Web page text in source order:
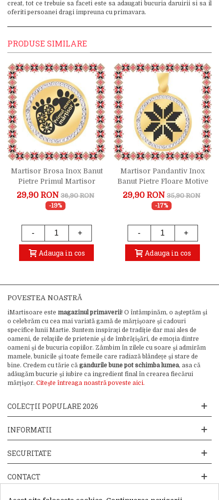
creat, tot ce trebuie sa faceti este sa adaugati bucuria daruirii si sa il
oferiti persoanei dragi impreuna cu primavara.
PRODUSE SIMILARE
Martisor Brosa Inox Banut
Pietre Primul Martisor
Auriu
29,90 RON 36,90 RON
-19%
- +
Adauga in cos
Martisor Pandantiv Inox
Banut Pietre Floare Motive
Traditionale Auriu
29,90 RON 35,90 RON
-17%
- +
Adauga in cos
POVESTEA NOASTRĂ
iMartisoare este magazinul primăverii! O întâmpinăm, o așteptăm și
o celebrăm cu cea mai variată gamă de mărțișoare și cadouri
specifice lunii Martie. Suntem inspirați de tradiție dar mai ales de
oameni, de relațiile de prietenie și de îmbrățișări, de emoția dintre
oameni și de bucuria copiilor. Zâmbim în zilele cu soare și admirăm
mamele, bunicile și toate femeile care radiază blândețe și stare de
bine. Credem cu tărie că gândurile bune pot schimba lumea, asa că
adăugăm bucurie și iubire ca ingredient final în crearea fiecărui
mărțișor. Citește întreaga noastră poveste aici.
COLECȚII POPULARE 2026
INFORMATII
SECURITATE
CONTACT